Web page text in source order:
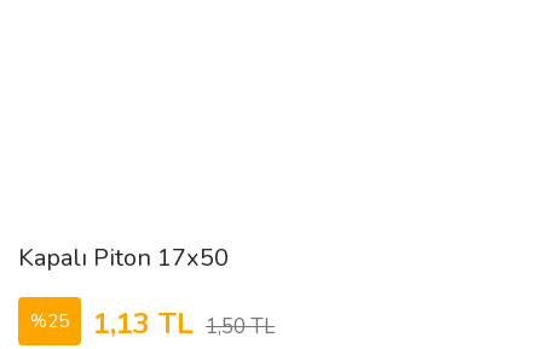
Kapalı Piton 17x50
%25 1,13 TL 1,50 TL